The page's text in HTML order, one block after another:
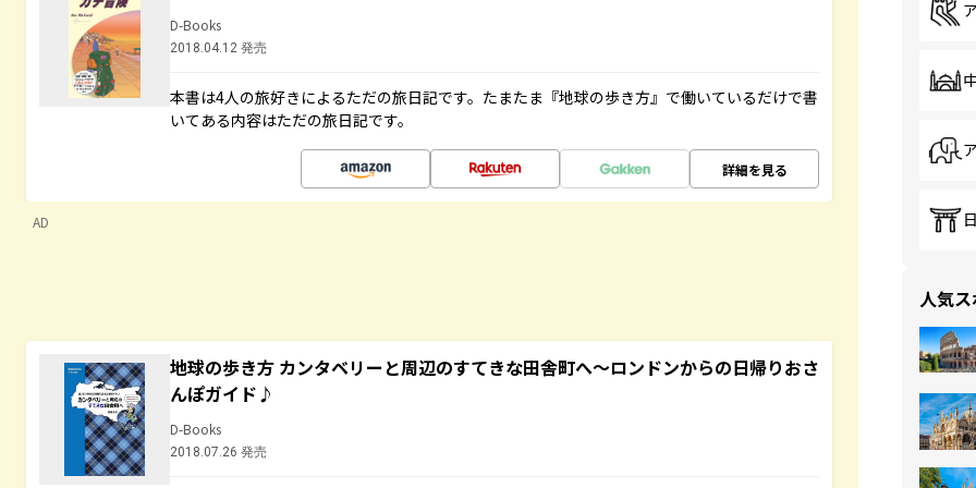
D-Books
2018.04.12 発売
本書は4人の旅好きによるただの旅日記です。たまたま『地球の歩き方』で働いているだけで書
いてある内容はただの旅日記です。
詳細を見る
AD
地球の歩き方 カンタベリーと周辺のすてきな田舎町へ～ロンドンからの日帰りおさ
んぽガイド♪
D-Books
2018.07.26 発売
人気